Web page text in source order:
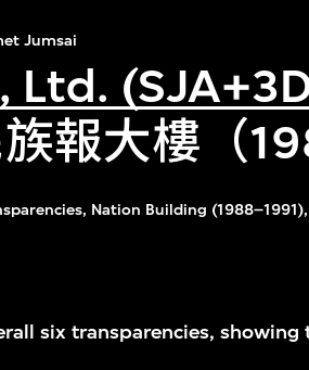
Jumsai
Ltd.
報大樓（
Nation Building
six transparencies,